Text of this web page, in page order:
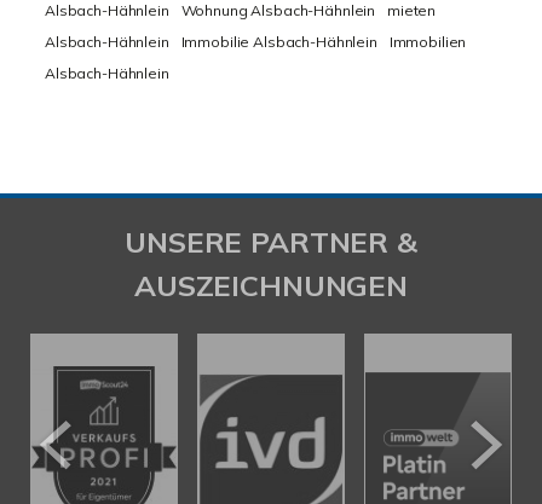
Alsbach-Hähnlein
Wohnung Alsbach-Hähnlein
mieten
Alsbach-Hähnlein
Immobilie Alsbach-Hähnlein
Immobilien
Alsbach-Hähnlein
UNSERE PARTNER &
AUSZEICHNUNGEN